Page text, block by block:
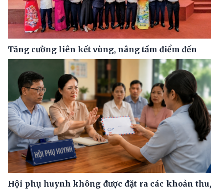
Tăng cường liên kết vùng, nâng tầm điểm đến
Hội phụ huynh không được đặt ra các khoản thu,